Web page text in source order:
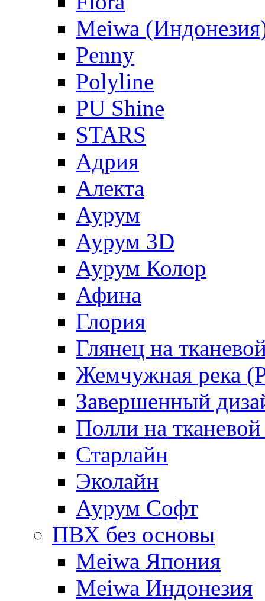
Meiwa
Penny
Polyline
PU Shine
STARS
Адрия
Алекта
Аурум
Аурум 3D
Аурум Колор
Афина
Глория
Глянец на
Жемчужная река
Завершенный
Полли на
Старлайн
Эколайн
Аурум Софт
ПВХ без основы
Meiwa Япония
Meiwa Индонезия